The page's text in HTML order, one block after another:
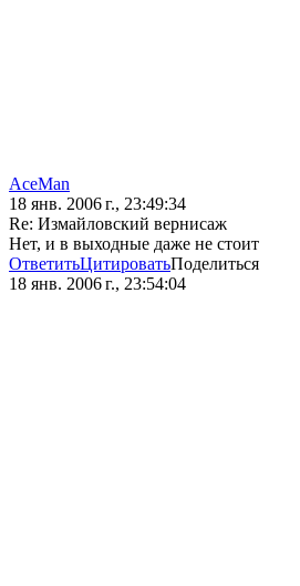
AceMan
18 янв. 2006 г., 23:49:34
Re: Измайловский вернисаж
Нет, и в выходные даже не стоит
ОтветитьЦитироватьПоделиться
18 янв. 2006 г., 23:54:04